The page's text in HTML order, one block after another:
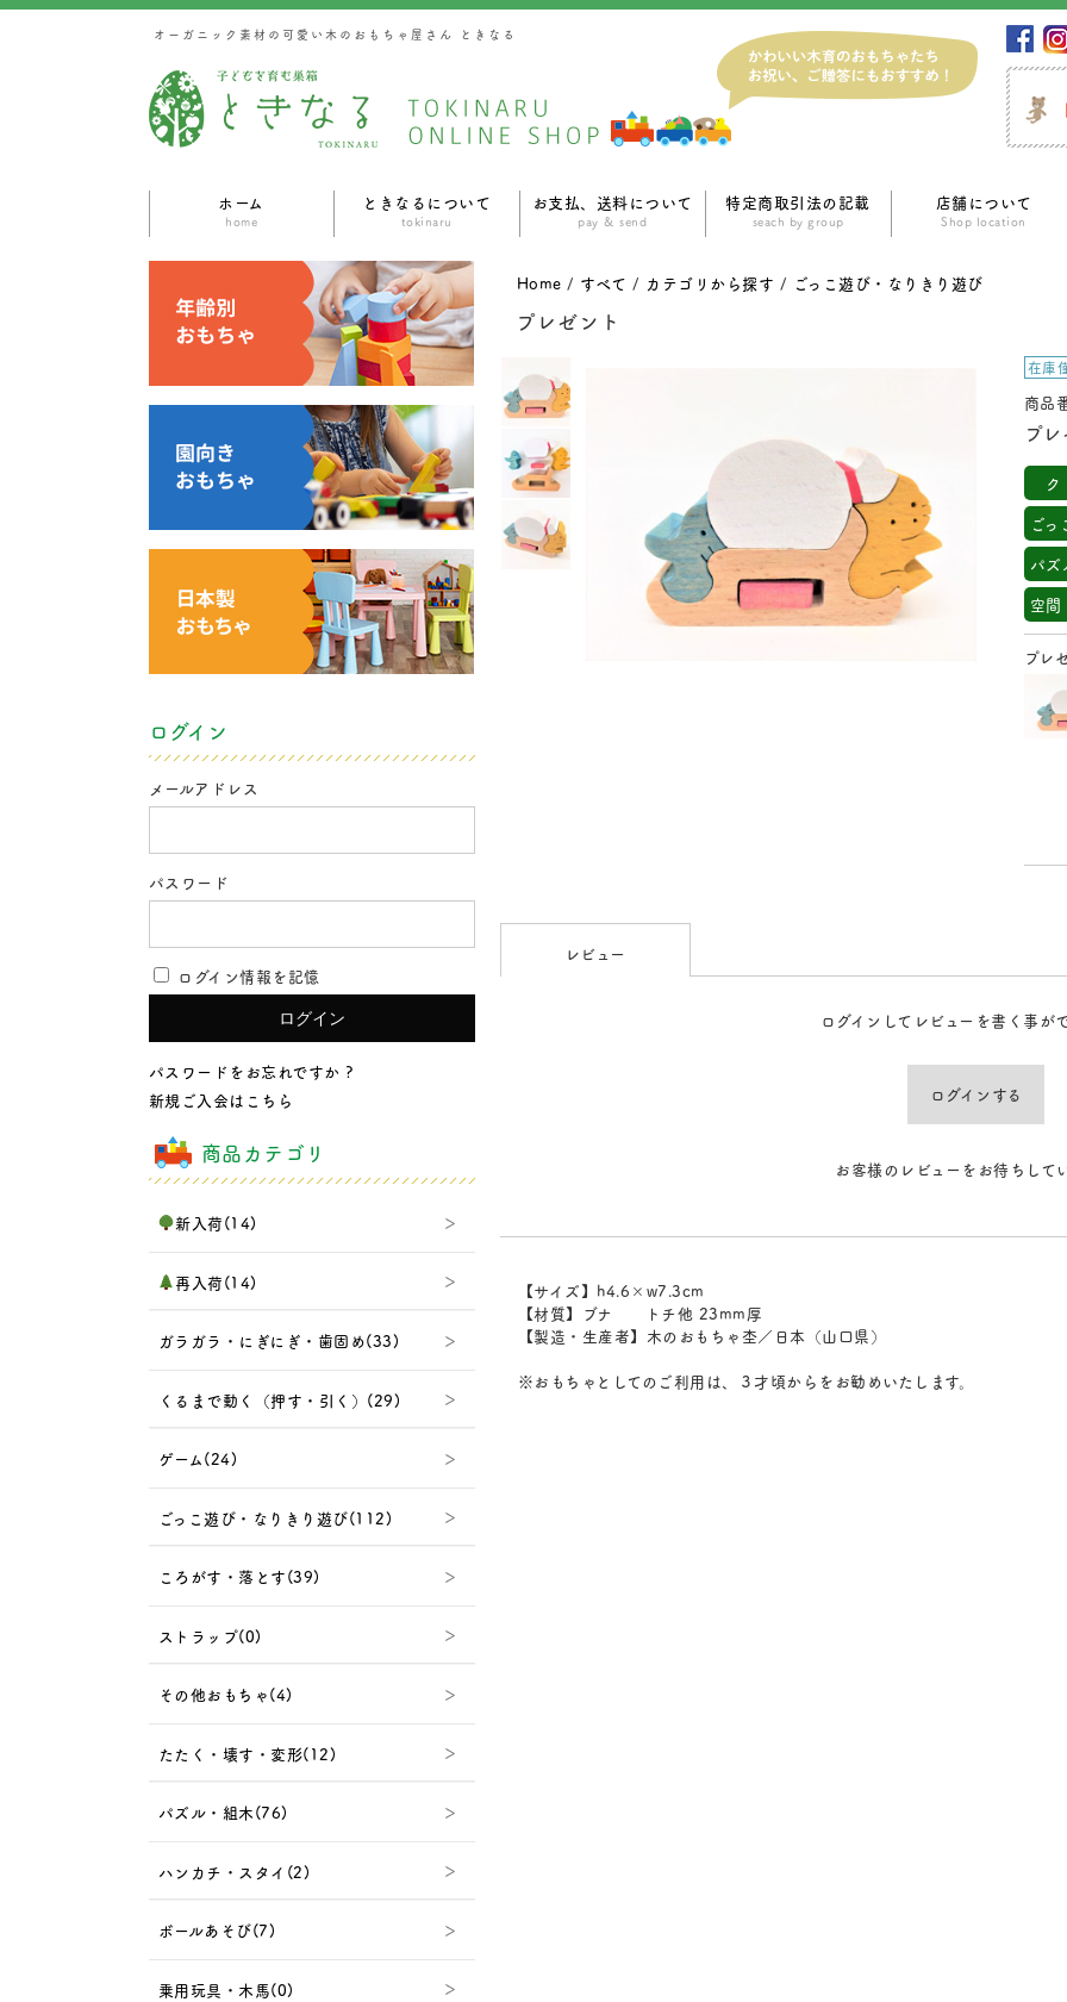
オーガニック素材の可愛い木のおもちゃ屋さん ときなる
ホーム
home
ときなるについて
tokinaru
お支払、送料について
pay ＆ send
特定商取引法の記載
seach by group
店舗について
Shop location
Home / すべて / カテゴリから探す / ごっこ遊び・なりきり遊び
プレゼント
在庫
商品
プ
ク
ご
パズ
空間
プレ
レビュー
ログインしてレビューを書く事が
ログインする
お客様のレビューをお待ちして
【サイズ】h4.6×w7.3cm
【材質】ブナ トチ他 23mm厚
【製造・生産者】木のおもちゃ杢／日本（山口県）
※おもちゃとしてのご利用は、３才頃からをお勧めいたします。
ログイン
メールアドレス
パスワード
ログイン情報を記憶
パスワードをお忘れですか ?
新規ご入会はこちら
商品カテゴリ
新入荷(14)
再入荷(14)
ガラガラ・にぎにぎ・歯固め(33)
くるまで動く（押す・引く）(29)
ゲーム(24)
ごっこ遊び・なりきり遊び(112)
ころがす・落とす(39)
ストラップ(0)
その他おもちゃ(4)
たたく・壊す・変形(12)
パズル・組木(76)
ハンカチ・スタイ(2)
ボールあそび(7)
乗用玩具・木馬(0)